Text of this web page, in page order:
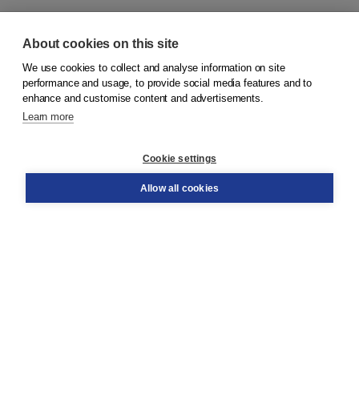
© 2026Koninklijke Boom uitgevers
Order
About cookies on this site
We use cookies to collect and analyse information on site
performance and usage, to provide social media features and to
enhance and customise content and advertisements.
Learn more
Cookie settings
Allow all cookies